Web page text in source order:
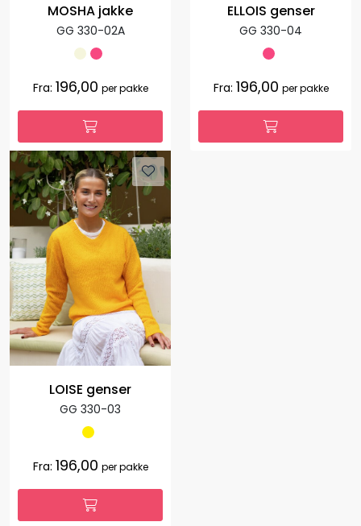
MOSHA jakke
GG 330-02A
Fra: 196,00 per pakke
ELLOIS genser
GG 330-04
Fra: 196,00 per pakke
LOISE genser
GG 330-03
Fra: 196,00 per pakke